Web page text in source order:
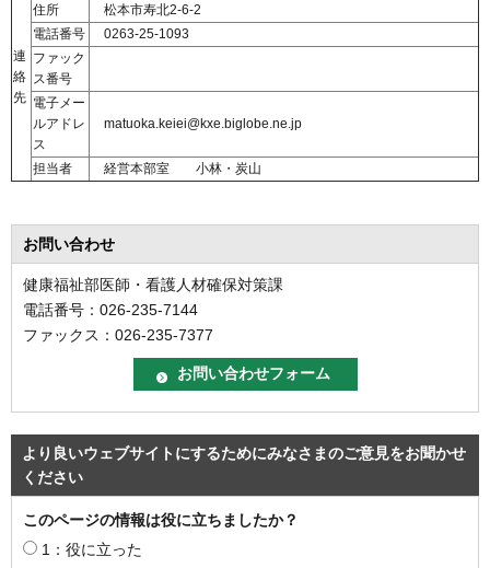
連
絡
先
住所
松本市寿北2-6-2
電話番号
0263-25-1093
ファック
ス番号
電子メー
ルアドレ
ス
matuoka.keiei@kxe.biglobe.ne.jp
担当者 経営本部室 小林・炭山
お問い合わせ
健康福祉部医師・看護人材確保対策課
電話番号：026-235-7144
ファックス：026-235-7377
より良いウェブサイトにするためにみなさまのご意見をお聞かせ
ください
このページの情報は役に立ちましたか？
1：役に立った